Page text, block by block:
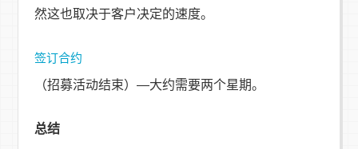
然这也取决于客户决定的速度。
签订合约
（招募活动结束）—大约需要两个星期。
总结